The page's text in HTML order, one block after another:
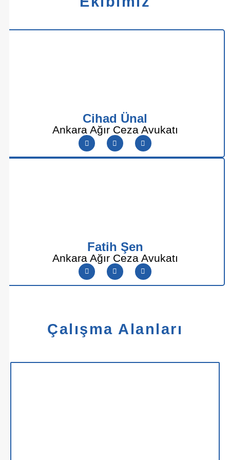
Cihad Ünal
Ankara Ağır Ceza Avukatı
Fatih Şen
Ankara Ağır Ceza Avukatı
Çalışma Alanları